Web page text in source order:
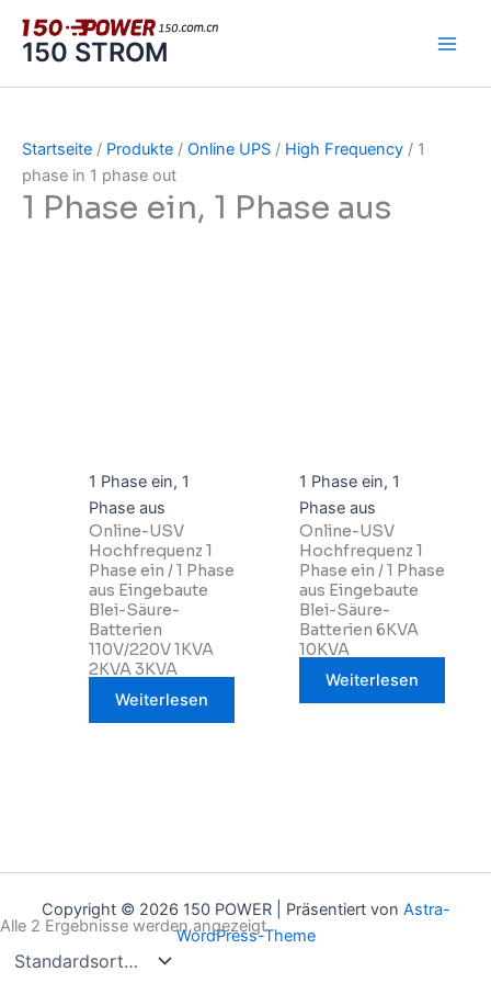
Inhalt
springen
150 STROM
Startseite / Produkte / Online UPS / High Frequency / 1
phase in 1 phase out
1 Phase ein, 1 Phase aus
Alle 2 Ergebnisse werden angezeigt
1 Phase ein, 1
Phase aus
Online-USV
Hochfrequenz 1
Phase ein / 1 Phase
aus Eingebaute
Blei-Säure-
Batterien
110V/220V 1KVA
2KVA 3KVA
Weiterlesen
1 Phase ein, 1
Phase aus
Online-USV
Hochfrequenz 1
Phase ein / 1 Phase
aus Eingebaute
Blei-Säure-
Batterien 6KVA
10KVA
Weiterlesen
Copyright © 2026 150 POWER | Präsentiert von Astra-
WordPress-Theme